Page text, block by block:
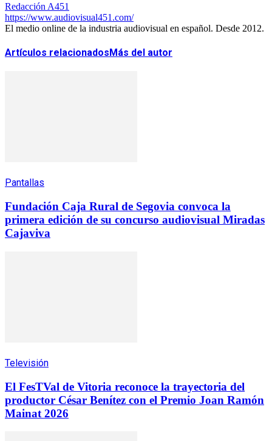
Redacción A451
https://www.audiovisual451.com/
El medio online de la industria audiovisual en español. Desde 2012.
Artículos relacionadosMás del autor
Pantallas
Fundación Caja Rural de Segovia convoca la
primera edición de su concurso audiovisual Miradas
Cajaviva
Televisión
El FesTVal de Vitoria reconoce la trayectoria del
productor César Benítez con el Premio Joan Ramón
Mainat 2026